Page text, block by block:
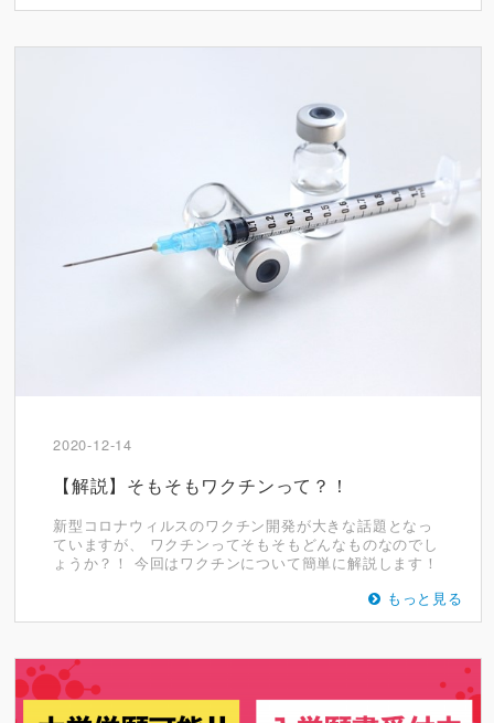
2020-12-14
【解説】そもそもワクチンって？！
新型コロナウィルスのワクチン開発が大きな話題となっ
ていますが、 ワクチンってそもそもどんなものなのでし
ょうか？！ 今回はワクチンについて簡単に解説します！
もっと見る